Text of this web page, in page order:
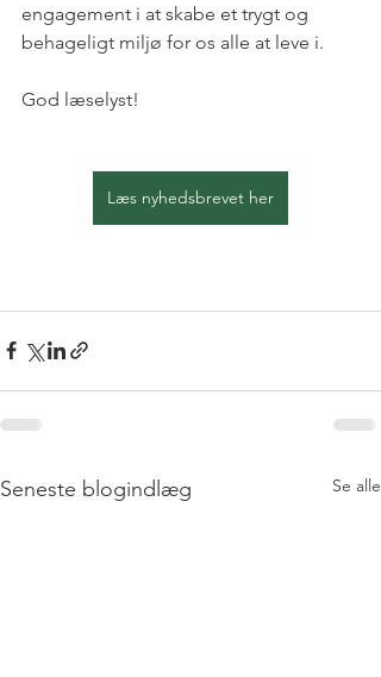
engagement i at skabe et trygt og
behageligt miljø for os alle at leve i.
God læselyst!
Læs nyhedsbrevet her
Seneste blogindlæg Se alle